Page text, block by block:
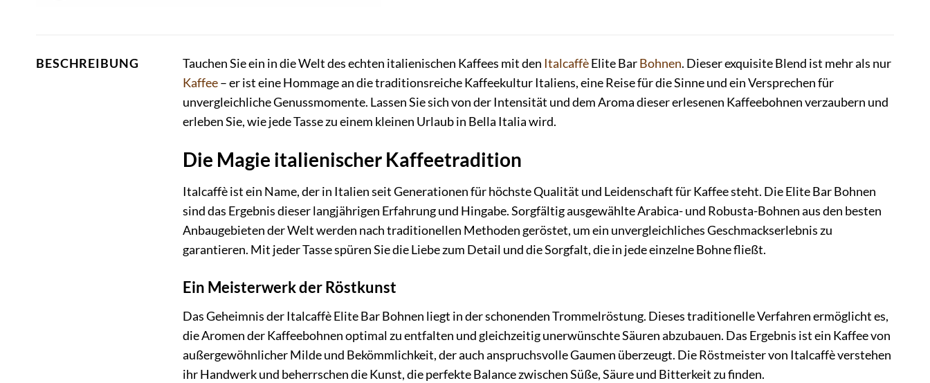
BESCHREIBUNG Tauchen Sie ein in die Welt des echten italienischen Kaffees mit den ItalcaffèElite BarBohnen. Dieser exquisite Blend ist mehr als nur
Kaffee– er ist eine Hommage an die traditionsreiche Kaffeekultur Italiens, eine Reise für die Sinne und ein Versprechen für
unvergleichliche Genussmomente. Lassen Sie sich von der Intensität und dem Aroma dieser erlesenen Kaffeebohnen verzaubern und
erleben Sie, wie jede Tasse zu einem kleinen Urlaub in Bella Italia wird.
Die Magie italienischer Kaffeetradition
Italcaffè ist ein Name, der in Italien seit Generationen für höchste Qualität und Leidenschaft für Kaffee steht. Die Elite Bar Bohnen
sind das Ergebnis dieser langjährigen Erfahrung und Hingabe. Sorgfältig ausgewählte Arabica- und Robusta-Bohnen aus den besten
Anbaugebieten der Welt werden nach traditionellen Methoden geröstet, um ein unvergleichliches Geschmackserlebnis zu
garantieren. Mit jeder Tasse spüren Sie die Liebe zum Detail und die Sorgfalt, die in jede einzelne Bohne fließt.
Ein Meisterwerk der Röstkunst
Das Geheimnis der Italcaffè Elite Bar Bohnen liegt in der schonenden Trommelröstung. Dieses traditionelle Verfahren ermöglicht es,
die Aromen der Kaffeebohnen optimal zu entfalten und gleichzeitig unerwünschte Säuren abzubauen. Das Ergebnis ist ein Kaffee von
außergewöhnlicher Milde und Bekömmlichkeit, der auch anspruchsvolle Gaumen überzeugt. Die Röstmeister von Italcaffè verstehen
ihr Handwerk und beherrschen die Kunst, die perfekte Balance zwischen Süße, Säure und Bitterkeit zu finden.